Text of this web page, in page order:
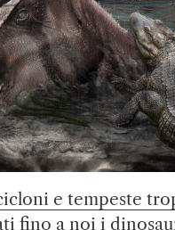
e tempeste
fino a noi i